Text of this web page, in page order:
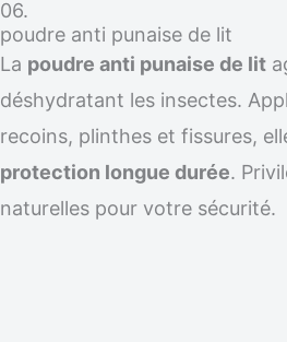
06.
poudre anti punaise de lit
La poudre anti punaise de lit
déshydratant les insectes.
recoins, plinthes et fissures,
protection longue durée.
naturelles pour votre sécurité.